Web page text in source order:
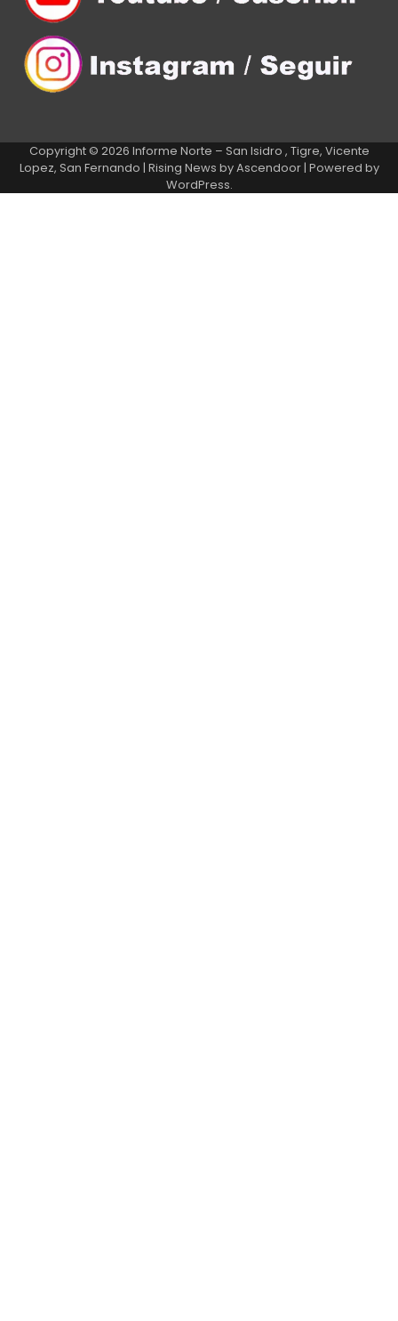
Copyright © 2026 Informe Norte – San Isidro , Tigre, Vicente
Lopez, San Fernando | Rising News byAscendoor| Powered by
WordPress.